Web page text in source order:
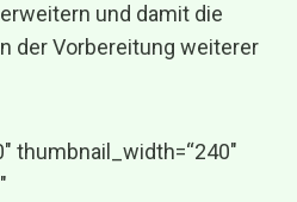
und damit die
der Vorbereitung weiterer
thumbnail_width=“240″